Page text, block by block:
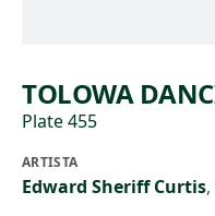
TOLOWA
Plate 455
ARTISTA
Edward Sheriff Curtis,